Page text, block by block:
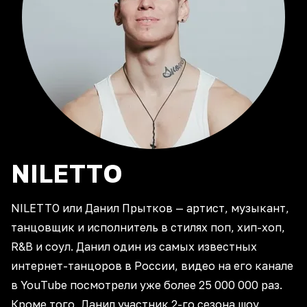
NILETTO
NILETTO или Данил Прытков — артист, музыкант,
танцовщик и исполнитель в стилях поп, хип-хоп,
R&B и соул. Данил один из самых известных
интернет-танцоров в России, видео на его канале
в YouTube посмотрели уже более 25 000 000 раз.
Кроме того, Данил участник 2-го сезона шоу